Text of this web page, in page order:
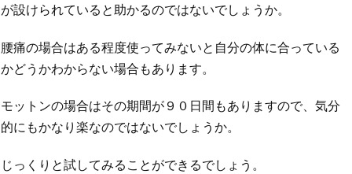
が設けられていると助かるのではないでしょうか。
腰痛の場合はある程度使ってみないと自分の体に合っている
かどうかわからない場合もあります。
モットンの場合はその期間が９０日間もありますので、気分
的にもかなり楽なのではないでしょうか。
じっくりと試してみることができるでしょう。